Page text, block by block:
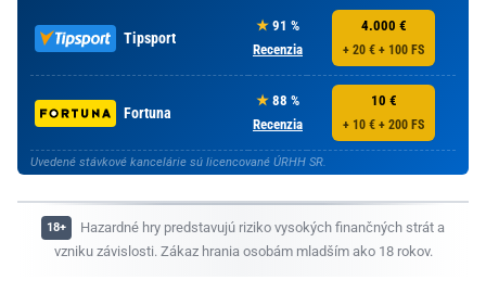
Tipsport
91 %
Recenzia
4.000 €
+ 20 € + 100 FS
Fortuna
88 %
Recenzia
10 €
+ 10 € + 200 FS
Uvedené stávkové kancelárie sú licencované ÚRHH SR.
Hazardné hry predstavujú riziko vysokých finančných strát a
vzniku závislosti. Zákaz hrania osobám mladším ako 18 rokov.